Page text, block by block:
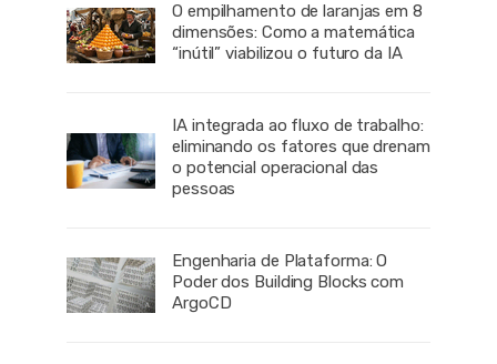
O empilhamento de laranjas em 8
dimensões: Como a matemática
“inútil” viabilizou o futuro da IA
IA integrada ao fluxo de trabalho:
eliminando os fatores que drenam
o potencial operacional das
pessoas
Engenharia de Plataforma: O
Poder dos Building Blocks com
ArgoCD